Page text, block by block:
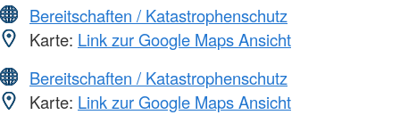
Bereitschaften / Katastrophenschutz
Karte: Link zur Google Maps Ansicht
Bereitschaften / Katastrophenschutz
Karte: Link zur Google Maps Ansicht